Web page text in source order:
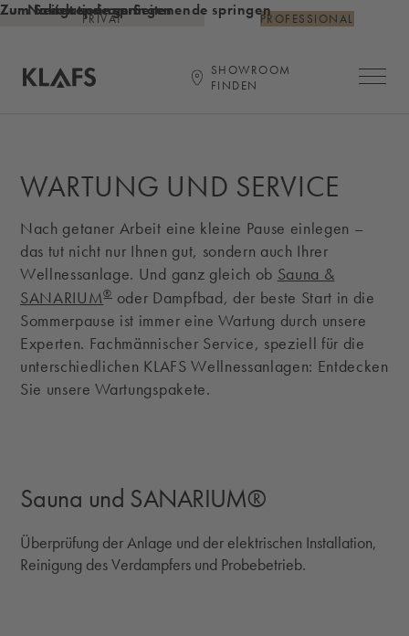
Zum Inhalt springen
Zum Seitenende springen
Zur Navigation am Seitenende springen
PRIVAT PROFESSIONAL
SHOWROOM
FINDEN
WARTUNG UND SERVICE
Nach getaner Arbeit eine kleine Pause einlegen –
das tut nicht nur Ihnen gut, sondern auch Ihrer
Wellnessanlage. Und ganz gleich ob Sauna &
SANARIUM® oder Dampfbad, der beste Start in die
Sommerpause ist immer eine Wartung durch unsere
Experten. Fachmännischer Service, speziell für die
unterschiedlichen KLAFS Wellnessanlagen: Entdecken
Sie unsere Wartungspakete.
Sauna und SANARIUM®
Überprüfung der Anlage und der elektrischen Installation,
Reinigung des Verdampfers und Probebetrieb.